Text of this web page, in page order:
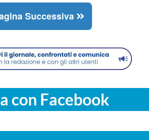
Successiva
con Facebook